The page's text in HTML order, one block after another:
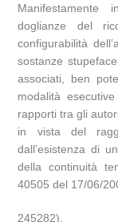
Manifestamente
doglianze del
configurabilità
sostanze
associati, ben
modalità
rapporti tra gli
in vista del
dall’esistenza di
della continuità
40505 del 17/06/
245282).